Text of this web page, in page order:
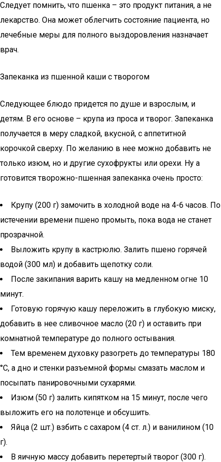
Следует помнить, что пшенка – это продукт питания, а не
лекарство. Она может облегчить состояние пациента, но
лечебные меры для полного выздоровления назначает
врач.
Запеканка из пшенной каши с творогом
Следующее блюдо придется по душе и взрослым, и
детям. В его основе – крупа из проса и творог. Запеканка
получается в меру сладкой, вкусной, с аппетитной
корочкой сверху. По желанию в нее можно добавить не
только изюм, но и другие сухофрукты или орехи. Ну а
готовится творожно-пшенная запеканка очень просто:
Крупу (200 г) замочить в холодной воде на 4-6 часов. По
истечении времени пшено промыть, пока вода не станет
прозрачной.
Выложить крупу в кастрюлю. Залить пшено горячей
водой (300 мл) и добавить щепотку соли.
После закипания варить кашу на медленном огне 10
минут.
Готовую горячую кашу переложить в глубокую миску,
добавить в нее сливочное масло (20 г) и оставить при
комнатной температуре до полного остывания.
Тем временем духовку разогреть до температуры 180
°С, а дно и стенки разъемной формы смазать маслом и
посыпать панировочными сухарями.
Изюм (50 г) залить кипятком на 15 минут, после чего
выложить его на полотенце и обсушить.
Яйца (2 шт.) взбить с сахаром (4 ст. л.) и ванилином (10
г).
В яичную массу добавить перетертый творог (300 г).